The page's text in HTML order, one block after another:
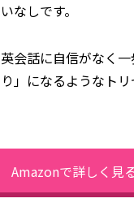
いなしです。
英会話に自信がなく
り」になるようなトリ
Amazonで詳しく見